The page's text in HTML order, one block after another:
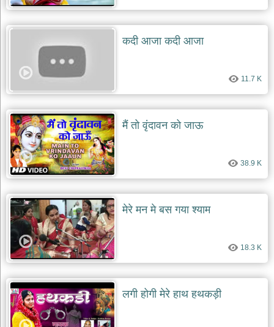
शनि
देव
bhajans
भजन
bhajan
of
the
day
भजन
जोड़ें
add
bhajans
कदी आजा कदी आजा
11.7 K
मैं तो वृंदावन को जाऊ
38.9 K
मेरे मन मे बस गया श्याम
18.3 K
लगी होगी मेरे हाथ हथकड़ी